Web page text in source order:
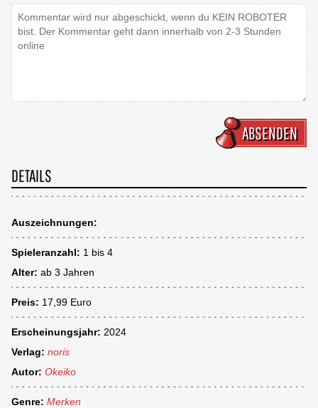
ABSENDEN
DETAILS
Auszeichnungen:
Spieleranzahl: 1 bis 4
Alter: ab 3 Jahren
Preis: 17,99 Euro
Erscheinungsjahr: 2024
Verlag: noris
Autor: Okeiko
Genre: Merken